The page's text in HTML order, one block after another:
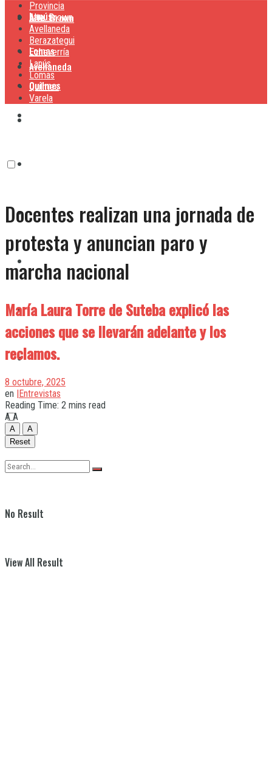
Lanús
Lomas
Quilmes
Alte. Brown
Avellaneda
Lanús
Lomas
Quilmes
Varela
No Result
View All Result
Provincia
Alte. Brown
Avellaneda
Berazategui
Echeverría
Lanús
Lomas
Quilmes
Varela
Docentes realizan una jornada de
protesta y anuncian paro y
marcha nacional
María Laura Torre de Suteba explicó las
acciones que se llevarán adelante y los
reclamos.
8 octubre, 2025
en |Entrevistas
Reading Time: 2 mins read
A A
A
A
Reset